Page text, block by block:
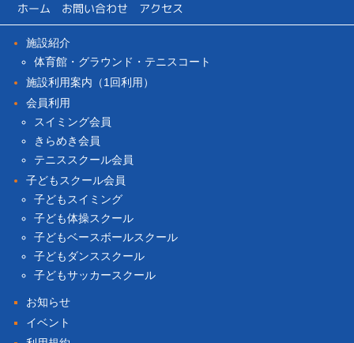
ホーム お問い合わせ アクセス
施設紹介
体育館・グラウンド・テニスコート
施設利用案内（1回利用）
会員利用
スイミング会員
きらめき会員
テニススクール会員
子どもスクール会員
子どもスイミング
子ども体操スクール
子どもベースボールスクール
子どもダンススクール
子どもサッカースクール
お知らせ
イベント